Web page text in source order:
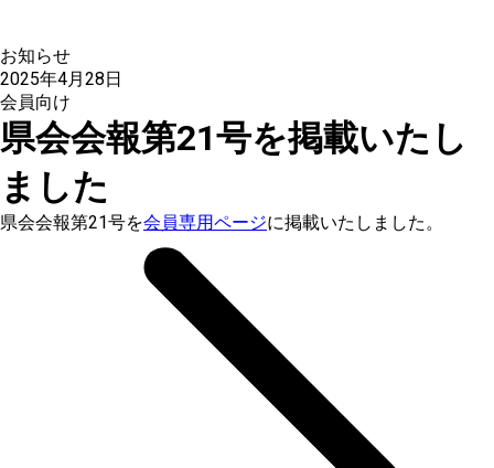
お知らせ
2025年4月28日
会員向け
県会会報第21号を掲載いたし
ました
県会会報第21号を会員専用ページに掲載いたしました。